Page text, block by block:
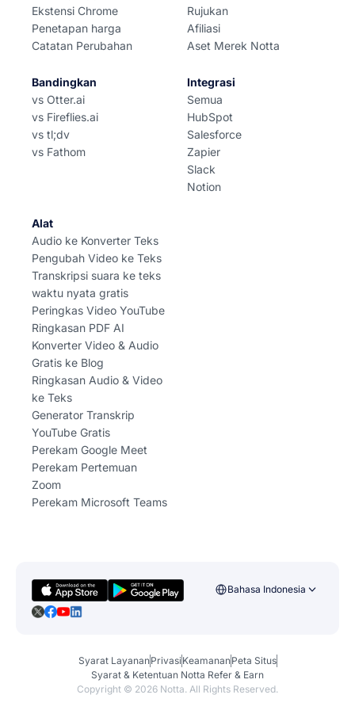
Ekstensi Chrome
Penetapan harga
Catatan Perubahan
Rujukan
Afiliasi
Aset Merek Notta
Bandingkan
vs Otter.ai
vs Fireflies.ai
vs tl;dv
vs Fathom
Integrasi
Semua
HubSpot
Salesforce
Zapier
Slack
Notion
Alat
Audio ke Konverter Teks
Pengubah Video ke Teks
Transkripsi suara ke teks
waktu nyata gratis
Peringkas Video YouTube
Ringkasan PDF AI
Konverter Video & Audio
Gratis ke Blog
Ringkasan Audio & Video
ke Teks
Generator Transkrip
YouTube Gratis
Perekam Google Meet
Perekam Pertemuan
Zoom
Perekam Microsoft Teams
Bahasa Indonesia
Syarat LayananPrivasi KeamananPeta Situs
Syarat & Ketentuan Notta Refer & Earn
Copyright © 2026 Notta. All Rights Reserved.